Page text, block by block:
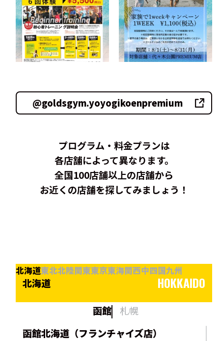
@goldsgym.yoyogikoenpremium
プログラム・料金プランは
各店舗によって異なります。
全国100店舗以上の店舗から
お近くの店舗を探してみましょう！
北海道東北北陸関東東京東海関西中四国九州
北海道 HOKKAIDO
函館
札幌
函館北海道（フランチャイズ店）